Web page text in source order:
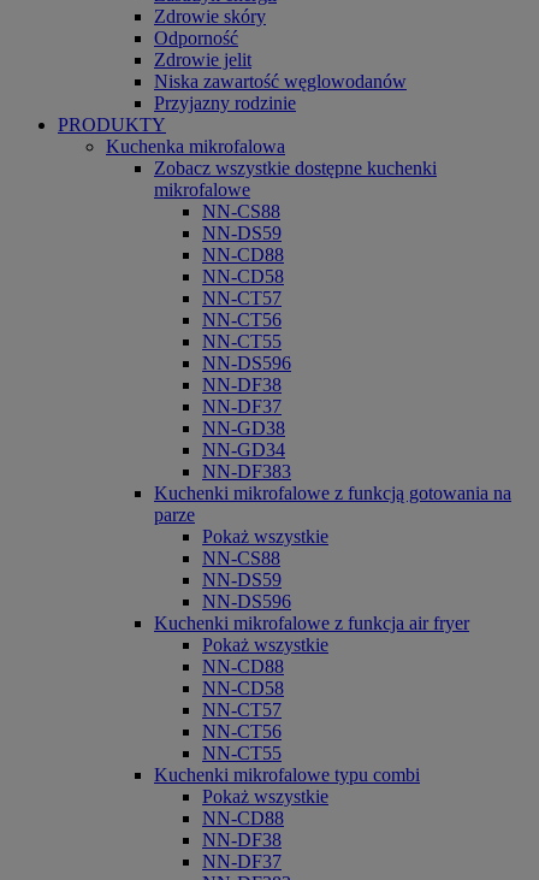
Zdrowie skóry
Odporność
Zdrowie jelit
Niska zawartość węglowodanów
Przyjazny rodzinie
PRODUKTY
Kuchenka mikrofalowa
Zobacz wszystkie dostępne kuchenki
mikrofalowe
NN-CS88
NN-DS59
NN-CD88
NN-CD58
NN-CT57
NN-CT56
NN-CT55
NN-DS596
NN-DF38
NN-DF37
NN-GD38
NN-GD34
NN-DF383
Kuchenki mikrofalowe z funkcją gotowania na
parze
Pokaż wszystkie
NN-CS88
NN-DS59
NN-DS596
Kuchenki mikrofalowe z funkcja air fryer
Pokaż wszystkie
NN-CD88
NN-CD58
NN-CT57
NN-CT56
NN-CT55
Kuchenki mikrofalowe typu combi
Pokaż wszystkie
NN-CD88
NN-DF38
NN-DF37